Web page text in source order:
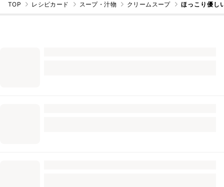
TOP レシピカード スープ・汁物 クリームスープ ほっこり優し